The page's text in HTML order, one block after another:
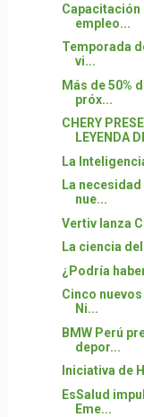
empleo...
Temporada
vi...
Más de 50%
próx...
CHERY
LEYENDA
La
La
nue...
Vertiv lanza
La ciencia
¿Podría
Cinco
Ni...
BMW Perú
depor...
Iniciativa de
EsSalud
Eme...